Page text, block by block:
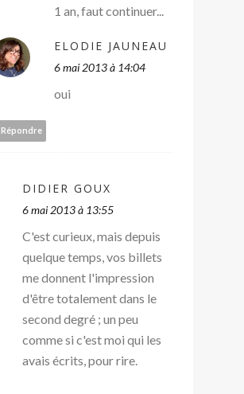
1 an, faut continuer...
ELODIE JAUNEAU
6 mai 2013 à 14:04
oui
Répondre
DIDIER GOUX
6 mai 2013 à 13:55
C'est curieux, mais depuis
quelque temps, vos billets
me donnent l'impression
d'être totalement dans le
second degré ; un peu
comme si c'est moi qui les
avais écrits, pour rire.